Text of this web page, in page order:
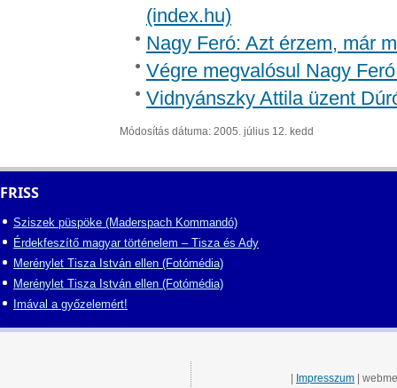
(index.hu)
Nagy Feró: Azt érzem, már
Végre megvalósul Nagy
Vidnyánszky Attila üzent
Módosítás dátuma: 2005. július 12. kedd
FRISS
Sziszek püspöke (Maderspach Kommandó)
Érdekfeszítő magyar történelem – Tisza és Ady
Merénylet Tisza István ellen (Fotómédia)
Merénylet Tisza István ellen (Fotómédia)
Imával a győzelemért!
Impresszum |